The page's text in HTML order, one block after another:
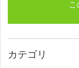
こ
カテゴリ